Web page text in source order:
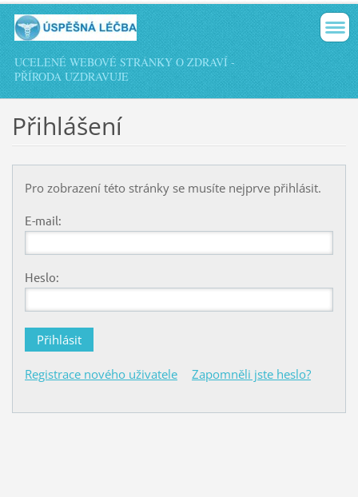
UCELENÉ WEBOVÉ STRÁNKY O ZDRAVÍ -
PŘÍRODA UZDRAVUJE
Přihlášení
Pro zobrazení této stránky se musíte nejprve přihlásit.
E-mail:
Heslo:
Registrace nového uživatele Zapomněli jste heslo?